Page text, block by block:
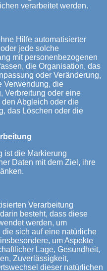
verarbeitet werden.
Hilfe automatisierter
jede solche
mit personenbezogenen
die Organisation, das
oder Veränderung,
Verwendung, die
Verbreitung oder eine
Abgleich oder die
das Löschen oder die
ist die Markierung
Daten mit dem Ziel, ihre
Verarbeitung
besteht, dass diese
werden, um
die sich auf eine natürliche
um Aspekte
Lage, Gesundheit,
Zuverlässigkeit,
dieser natürlichen